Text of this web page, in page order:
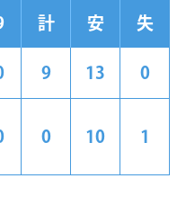
計 安 失
9 13 0
0 10 1